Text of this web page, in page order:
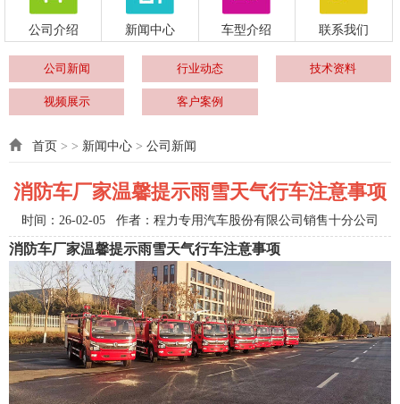
公司介绍 新闻中心 车型介绍 联系我们
公司新闻 行业动态 技术资料
视频展示 客户案例
首页 > > 新闻中心 > 公司新闻
消防车厂家温馨提示雨雪天气行车注意事项
时间：26-02-05 作者：程力专用汽车股份有限公司销售十分公司
消防车厂家温馨提示雨雪天气行车注意事项